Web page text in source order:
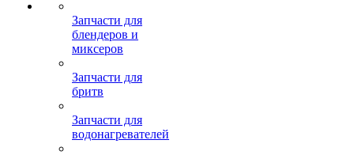
Запчасти для
блендеров и
миксеров
Запчасти для
бритв
Запчасти для
водонагревателей